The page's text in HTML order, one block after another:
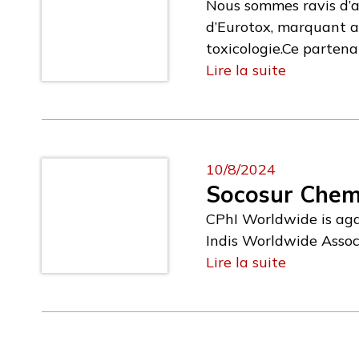
Nous sommes ravis
d’Eurotox, marquant
toxicologie.Ce
toxicologie, tout en
à soutenir des
toxicologues.Eurotox,
36 sociétés réparties
CHAREYRE,
de modèles in silico
Google DeepMind a
Lire la suite
10/8/2024
Socosur
CPhI Worldwide is
Indis Worldwide
Lire la suite